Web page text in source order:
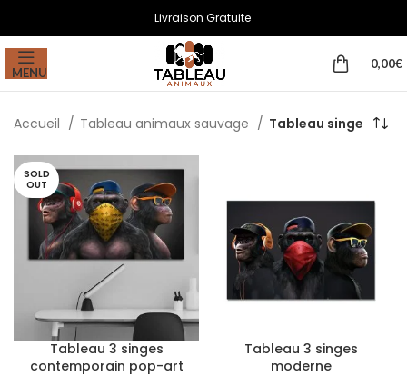
Livraison Gratuite
MENU
0,00€
Accueil Tableau animaux sauvage Tableau singe
SOLD
OUT
Tableau 3 singes
contemporain pop-art
Tableau 3 singes
moderne